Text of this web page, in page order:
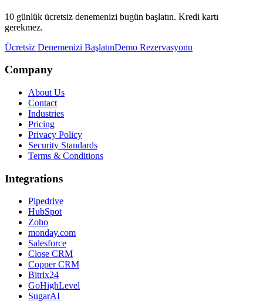
10 günlük ücretsiz denemenizi bugün başlatın. Kredi kartı
gerekmez.
Ücretsiz Denemenizi BaşlatınDemo Rezervasyonu
Company
About Us
Contact
Industries
Pricing
Privacy Policy
Security Standards
Terms & Conditions
Integrations
Pipedrive
HubSpot
Zoho
monday.com
Salesforce
Close CRM
Copper CRM
Bitrix24
GoHighLevel
SugarAI